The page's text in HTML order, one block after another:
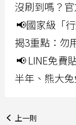
沒刷到嗎？
📢國家級「
揭3重點：勿
📢 LINE免費
半年、熊大
上一則